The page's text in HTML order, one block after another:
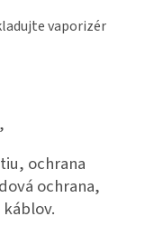
vaporizér
ochrana
ochrana,